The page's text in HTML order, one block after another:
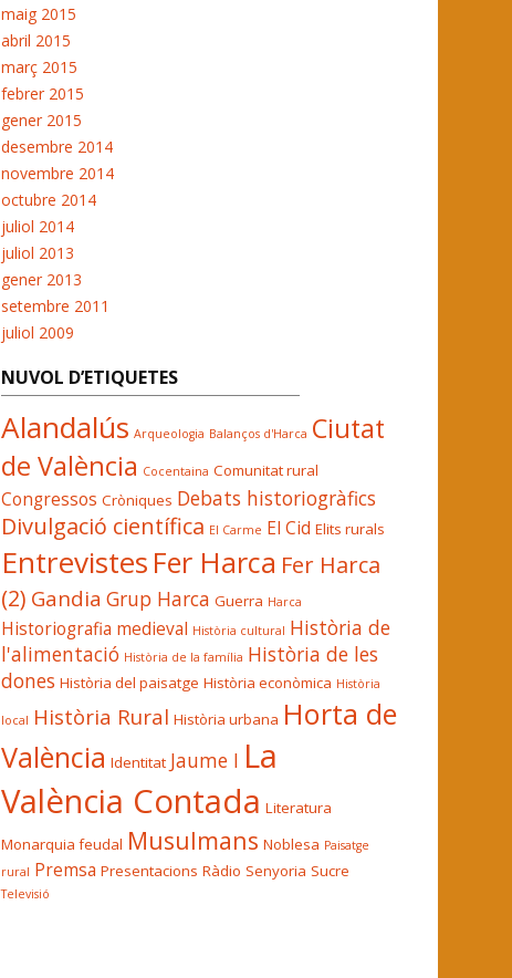
maig 2015
abril 2015
març 2015
febrer 2015
gener 2015
desembre 2014
novembre 2014
octubre 2014
juliol 2014
juliol 2013
gener 2013
setembre 2011
juliol 2009
NUVOL D’ETIQUETES
Alandalús Arqueologia Balanços d'Harca Ciutat
de València Cocentaina Comunitat rural
Congressos Cròniques Debats historiogràfics
Divulgació científica El Carme El Cid Elits rurals
Entrevistes Fer Harca Fer Harca
(2) Gandia Grup Harca Guerra Harca
Historiografia medieval Història cultural Història de
l'alimentació Història de la família Història de les
dones Història del paisatge Història econòmica Història
local Història Rural Història urbana Horta de
València Identitat Jaume I La
València Contada Literatura
Monarquia feudal Musulmans Noblesa Paisatge
rural Premsa Presentacions Ràdio Senyoria Sucre
Televisió